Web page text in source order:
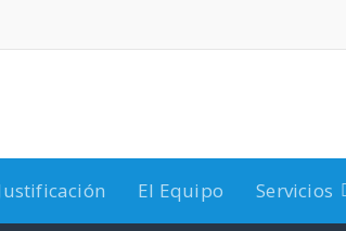
El Equipo Servicios